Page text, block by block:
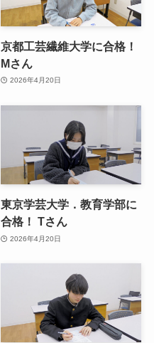
京都工芸繊維大学に合格！
Mさん
2026年4月20日
東京学芸大学．教育学部に
合格！ Tさん
2026年4月20日